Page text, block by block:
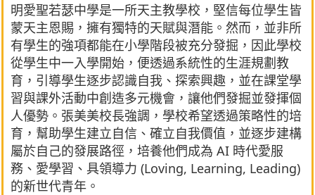
明愛聖若瑟中學是一所天主教學校，堅信每位學生皆
蒙天主恩賜，擁有獨特的天賦與潛能。然而，並非所
有學生的強項都能在小學階段被充分發掘，因此學校
從學生中一入學開始，便透過系統性的生涯規劃教
育，引導學生逐步認識自我、探索興趣，並在課堂學
習與課外活動中創造多元機會，讓他們發掘並發揮個
人優勢。張美美校長強調，學校希望透過策略性的培
育，幫助學生建立自信、確立自我價值，並逐步建構
屬於自己的發展路徑，培養他們成為 AI 時代愛服
務、愛學習、具領導力 (Loving, Learning, Leading)
的新世代青年。